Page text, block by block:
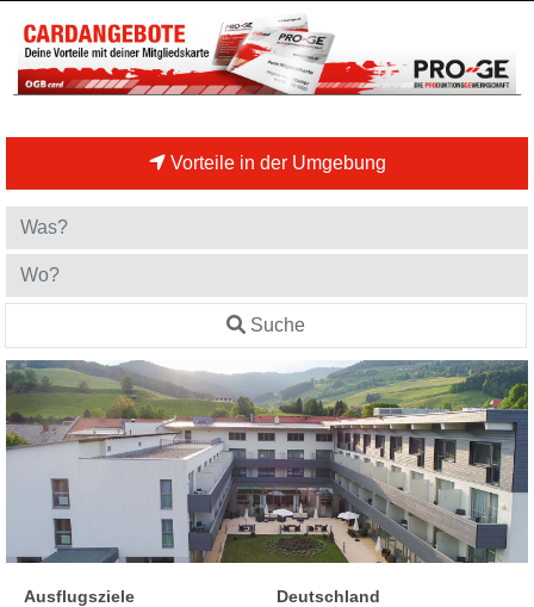
Vorteile in der Umgebung
Suche
Ausflugsziele Deutschland